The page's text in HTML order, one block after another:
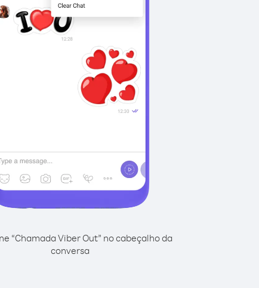
“Chamada Viber Out” no cabeçalho da
conversa